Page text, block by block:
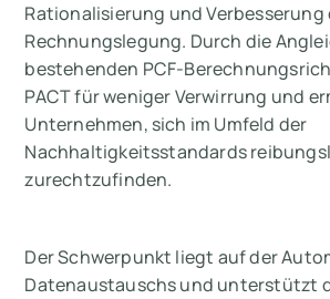
Rationalisierung und Verbesserung
Rechnungslegung. Durch die
bestehenden PCF-
PACT für weniger Verwirrung und
Unternehmen, sich im Umfeld der
Nachhaltigkeitsstandards
zurechtzufinden.
Der Schwerpunkt liegt auf der
Datenaustauschs und unterstützt